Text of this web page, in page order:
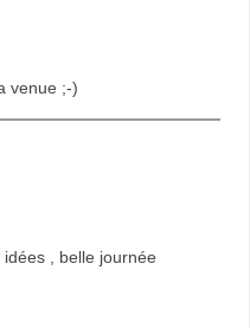
venue ;-)
, belle journée